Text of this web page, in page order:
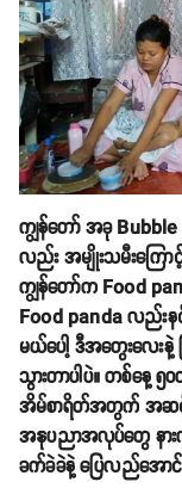
ကျွန်တော် အခု
လည်း အမျိုးသမီးကြေ
ကျွန်တော်က Food
Food panda လည်း
မယ်ပေါ့ ဒီအတွေးလေးနဲ့
သွားတာပါပဲ။ တစ်နေ့
အိမ်စာရိတ်အတွက် အဆင်
အနုပညာအလုပ်တွေ နား
ခက်ခဲခဲနဲ့ ပြေလည်အောင်